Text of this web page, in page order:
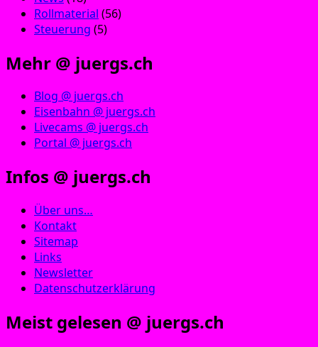
Rollmaterial (56)
Steuerung (5)
Mehr @ juergs.ch
Blog @ juergs.ch
Eisenbahn @ juergs.ch
Livecams @ juergs.ch
Portal @ juergs.ch
Infos @ juergs.ch
Über uns…
Kontakt
Sitemap
Links
Newsletter
Datenschutzerklärung
Meist gelesen @ juergs.ch